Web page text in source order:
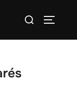
Rechercher :